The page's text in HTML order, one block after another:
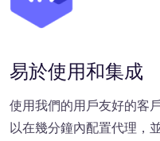
易於使用和集成
使用我們的用戶友好的客
以在幾分鐘內配置代理，